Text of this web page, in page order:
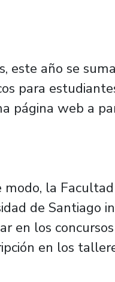
este año se
para
página web a
modo, la
de Santiago
en los
en los